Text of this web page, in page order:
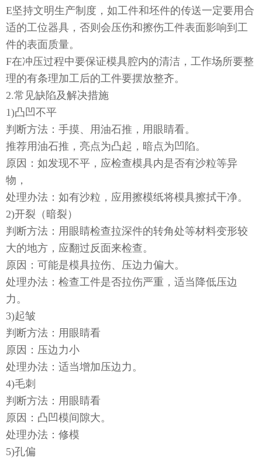
E坚持文明生产制度，如工件和坯件的传送一定要用合
适的工位器具，否则会压伤和擦伤工件表面影响到工
件的表面质量。
F在冲压过程中要保证模具腔内的清洁，工作场所要整
理的有条理加工后的工件要摆放整齐。
2.常见缺陷及解决措施
1)凸凹不平
判断方法：手摸、用油石推，用眼睛看。
推荐用油石推，亮点为凸起，暗点为凹陷。
原因：如发现不平，应检查模具内是否有沙粒等异
物，
处理办法：如有沙粒，应用擦模纸将模具擦拭干净。
2)开裂（暗裂）
判断方法：用眼睛检查拉深件的转角处等材料变形较
大的地方，应翻过反面来检查。
原因：可能是模具拉伤、压边力偏大。
处理办法：检查工件是否拉伤严重，适当降低压边
力。
3)起皱
判断方法：用眼睛看
原因：压边力小
处理办法：适当增加压边力。
4)毛刺
判断方法：用眼睛看
原因：凸凹模间隙大。
处理办法：修模
5)孔偏